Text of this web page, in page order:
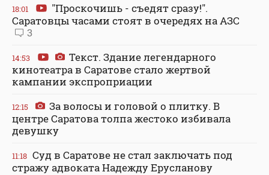
18:01
"Проскочишь - съедят сразу!".
Саратовцы часами стоят в очередях на АЗС
3
14:53
Текст. Здание легендарного
кинотеатра в Саратове стало жертвой
кампании экспроприации
12:15
За волосы и головой о плитку. В
центре Саратова толпа жестоко избивала
девушку
11:18 Суд в Саратове не стал заключать под
стражу адвоката Надежду Ерусланову